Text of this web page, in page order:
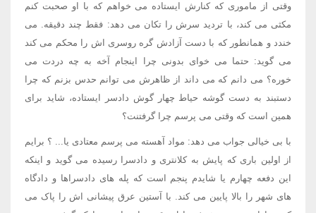
وقتی از ماموری که کنارش ایستاده می خواهم که با او صحبت کنم
مکثی می کند، با تردید سرش را تکان می دهد: فقط چند دقیقه. می
خندد و همانطور که با دست آزادش گره روسری اش را محکم می کند
می گوید: حتما می خوای بدونی چرا اینجام آخه به چه دردت می
خوره؟ می دانم که می داند از ظاهرش می توانم حدس بزنم که چرا
دستبند به دست گوشه حیاط چهار گوش دادسر ایستاده، شاید برای
همین است که وقتی می پرسم چرا گرفتنت؟
با بی خیالی جواب می دهد: مواد آهسته می پرسم معتادی یا... ؟ برایم
از اولین باری که پایش به کلانتری و دادسرا رسیده می گوید و اینکه
این دفعه چهارم یا شایدم پنجم است که پله های دادسراها و دادگاه
های شهر را بالا پایین می کند. با آستین عرق پیشانی اش را پاک می